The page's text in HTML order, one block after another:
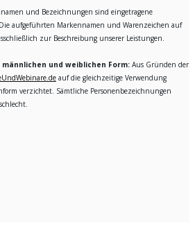
und Bezeichnungen sind eingetragene
aufgeführten Markennamen und Warenzeichen auf
zur Beschreibung unserer Leistungen.
und weiblichen Form: Aus Gründen der
auf die gleichzeitige Verwendung
verzichtet. Sämtliche Personenbezeichnungen